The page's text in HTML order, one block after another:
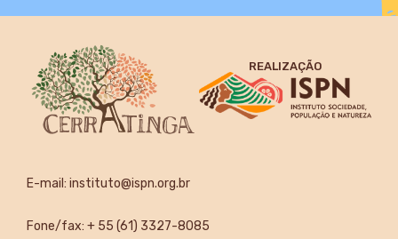
REALIZAÇÃO
E-mail: instituto@ispn.org.br
Fone/fax: + 55 (61) 3327-8085